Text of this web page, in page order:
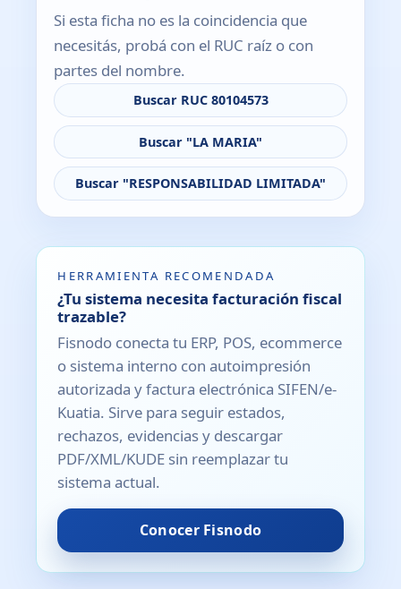
Si esta ficha no es la coincidencia que
necesitás, probá con el RUC raíz o con
partes del nombre.
Buscar RUC 80104573
Buscar "LA MARIA"
Buscar "RESPONSABILIDAD LIMITADA"
HERRAMIENTA RECOMENDADA
¿Tu sistema necesita facturación fiscal
trazable?
Fisnodo conecta tu ERP, POS, ecommerce
o sistema interno con autoimpresión
autorizada y factura electrónica SIFEN/e-
Kuatia. Sirve para seguir estados,
rechazos, evidencias y descargar
PDF/XML/KUDE sin reemplazar tu
sistema actual.
Conocer Fisnodo